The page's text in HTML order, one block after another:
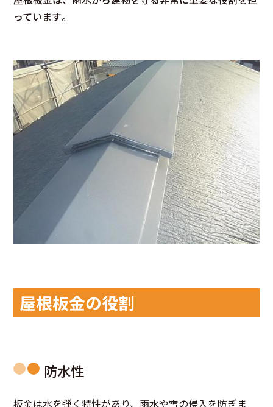
っています。
屋根板金の役割
防水性
板金は水を弾く特性があり、雨水や雪の侵入を防ぎま